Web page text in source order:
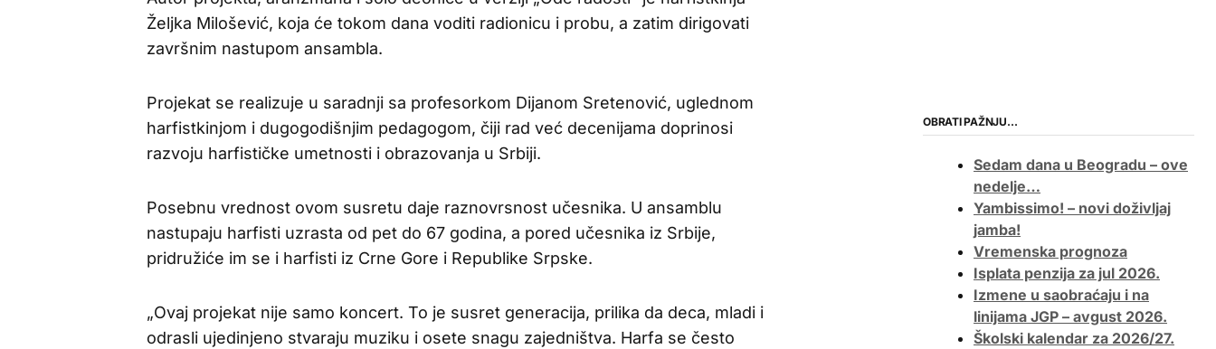
Željka Milošević, koja će tokom dana voditi radionicu i probu, a zatim dirigovati
završnim nastupom ansambla.
Projekat se realizuje u saradnji sa profesorkom Dijanom Sretenović, uglednom
harfistkinjom i dugogodišnjim pedagogom, čiji rad već decenijama doprinosi
razvoju harfističke umetnosti i obrazovanja u Srbiji.
Posebnu vrednost ovom susretu daje raznovrsnost učesnika. U ansamblu
nastupaju harfisti uzrasta od pet do 67 godina, a pored učesnika iz Srbije,
pridružiće im se i harfisti iz Crne Gore i Republike Srpske.
„Ovaj projekat nije samo koncert. To je susret generacija, prilika da deca, mladi i
odrasli ujedinjeno stvaraju muziku i osete snagu zajedništva. Harfa se često
OBRATI PAŽNJU…
Sedam dana u Beogradu – ove
nedelje…
Yambissimo! – novi doživljaj
jamba!
Vremenska prognoza
Isplata penzija za jul 2026.
Izmene u saobraćaju i na
linijama JGP – avgust 2026.
Školski kalendar za 2026/27.